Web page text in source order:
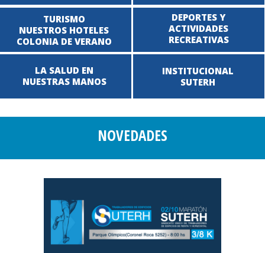
TURISMO
NUESTROS HOTELES
COLONIA DE VERANO
DEPORTES Y
ACTIVIDADES
RECREATIVAS
LA SALUD EN
NUESTRAS MANOS
INSTITUCIONAL
SUTERH
NOVEDADES